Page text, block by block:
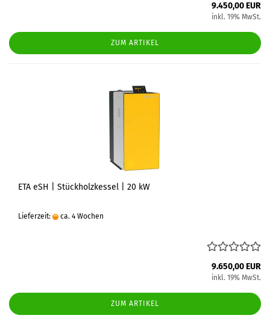
9.450,00 EUR
inkl. 19% MwSt.
ZUM ARTIKEL
ETA eSH | Stückholzkessel | 20 kW
Lieferzeit: ca. 4 Wochen
9.650,00 EUR
inkl. 19% MwSt.
ZUM ARTIKEL